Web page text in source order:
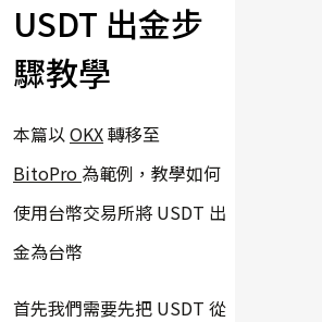
USDT 出金步
驟教學
本篇以 OKX轉移至
BitoPro 為範例，教學如何
使用台幣交易所將 USDT 出
金為台幣
首先我們需要先把 USDT 從